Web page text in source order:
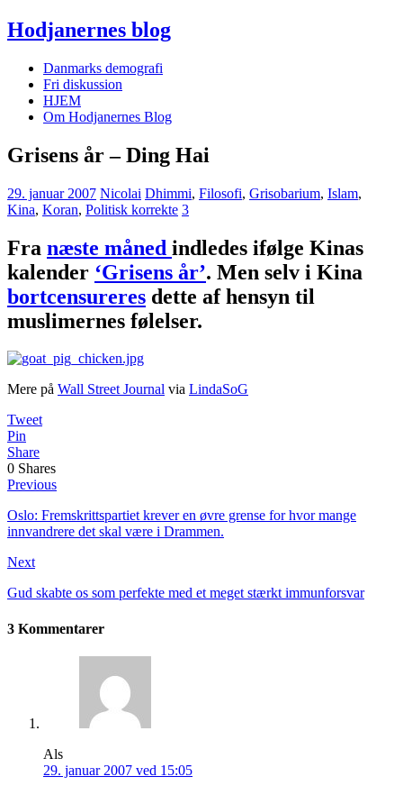
Hodjanernes blog
Danmarks demografi
Fri diskussion
HJEM
Om Hodjanernes Blog
Grisens år – Ding Hai
29. januar 2007 Nicolai Dhimmi, Filosofi, Grisobarium, Islam,
Kina, Koran, Politisk korrekte 3
Fra næste måned indledes ifølge Kinas
kalender ‘Grisens år’. Men selv i Kina
bortcensureres dette af hensyn til
muslimernes følelser.
Mere på Wall Street Journal via LindaSoG
Tweet
Pin
Share
0 Shares
Previous
Oslo: Fremskrittspartiet krever en øvre grense for hvor mange
innvandrere det skal være i Drammen.
Next
Gud skabte os som perfekte med et meget stærkt immunforsvar
3 Kommentarer
Als
29. januar 2007 ved 15:05